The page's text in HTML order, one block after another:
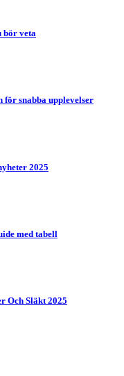
bör veta
för snabba upplevelser
2025
med tabell
Och Släkt 2025